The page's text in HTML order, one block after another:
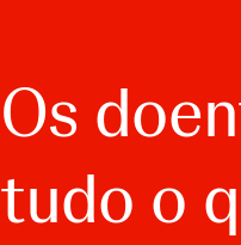
Os
tudo o